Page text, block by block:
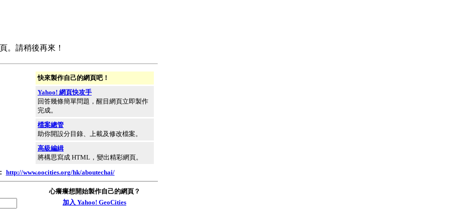
。請稍後再來！
快來製作自己的網頁吧！
Yahoo! 網頁快攻手
回答幾條簡單問題，醒目網頁立即製作
完成。
檔案總管
助你開設分目錄、上載及修改檔案。
高級編緝
將構思寫成 HTML，變出精彩網頁。
http://www.oocities.org/hk/aboutechai/
心癢癢想開始製作自己的網頁？
加入 Yahoo! GeoCities